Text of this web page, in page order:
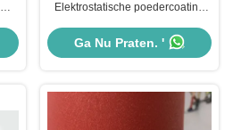
Elektrostatische poedercoating
meubels
Ga Nu Praten. '